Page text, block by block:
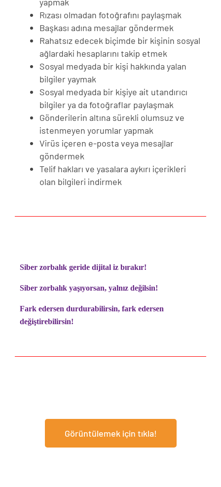
Rızası olmadan fotoğrafını paylaşmak
Başkası adına mesajlar göndermek
Rahatsız edecek biçimde bir kişinin sosyal
ağlardaki hesaplarını takip etmek
Sosyal medyada bir kişi hakkında yalan
bilgiler yaymak
Sosyal medyada bir kişiye ait utandırıcı
bilgiler ya da fotoğraflar paylaşmak
Gönderilerin altına sürekli olumsuz ve
istenmeyen yorumlar yapmak
Virüs içeren e-posta veya mesajlar
göndermek
Telif hakları ve yasalara aykırı içerikleri
olan bilgileri indirmek
Siber zorbalık geride dijital iz bırakır!
Siber zorbalık yaşıyorsan, yalnız değilsin!
Fark edersen durdurabilirsin, fark edersen
değiştirebilirsin!
Görüntülemek için tıkla!